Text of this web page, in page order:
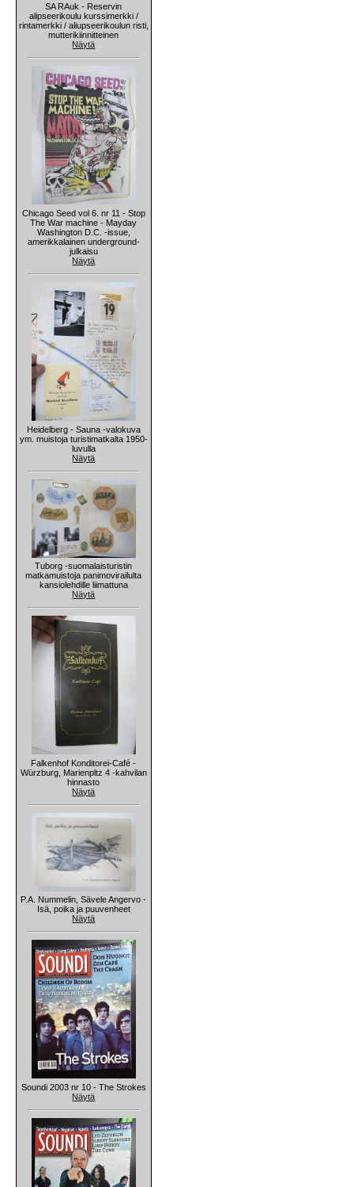
SA RAuk - Reservin
alipseerikoulu kurssimerkki /
rintamerkki / aliupseerikoulun risti,
mutterikiinnitteinen
Näytä
Chicago Seed vol 6. nr 11 - Stop
The War machine - Mayday
Washington D.C. -issue,
amerikkalainen underground-
julkaisu
Näytä
Heidelberg - Sauna -valokuva
ym. muistoja turistimatkalta 1950-
luvulla
Näytä
Tuborg -suomalaisturistin
matkamuistoja panimovirailulta
kansiolehdille liimattuna
Näytä
Falkenhof Konditorei-Café -
Würzburg, Marienpltz 4 -kahvilan
hinnasto
Näytä
P.A. Nummelin, Sävele Angervo -
Isä, poika ja puuvenheet
Näytä
Soundi 2003 nr 10 - The Strokes
Näytä